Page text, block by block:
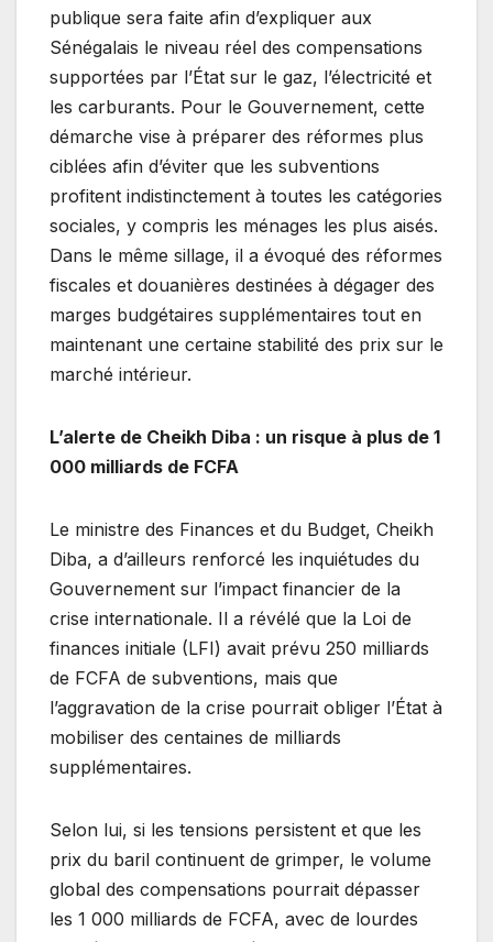
publique sera faite afin d’expliquer aux
Sénégalais le niveau réel des compensations
supportées par l’État sur le gaz, l’électricité et
les carburants. Pour le Gouvernement, cette
démarche vise à préparer des réformes plus
ciblées afin d’éviter que les subventions
profitent indistinctement à toutes les catégories
sociales, y compris les ménages les plus aisés.
Dans le même sillage, il a évoqué des réformes
fiscales et douanières destinées à dégager des
marges budgétaires supplémentaires tout en
maintenant une certaine stabilité des prix sur le
marché intérieur.
L’alerte de Cheikh Diba : un risque à plus de 1
000 milliards de FCFA
Le ministre des Finances et du Budget, Cheikh
Diba, a d’ailleurs renforcé les inquiétudes du
Gouvernement sur l’impact financier de la
crise internationale. Il a révélé que la Loi de
finances initiale (LFI) avait prévu 250 milliards
de FCFA de subventions, mais que
l’aggravation de la crise pourrait obliger l’État à
mobiliser des centaines de milliards
supplémentaires.
Selon lui, si les tensions persistent et que les
prix du baril continuent de grimper, le volume
global des compensations pourrait dépasser
les 1 000 milliards de FCFA, avec de lourdes